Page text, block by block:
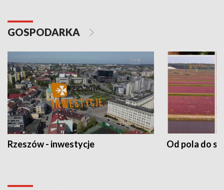
GOSPODARKA
Rzeszów - inwestycje Od pola do